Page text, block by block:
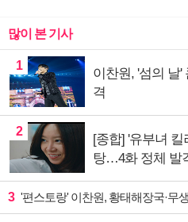
많이 본 기사
1
이찬원, '섬의 날
격
2
[종합] '유부녀
탕…4화 정체 발
3 '편스토랑' 이찬원, 황태해장국·무생채·